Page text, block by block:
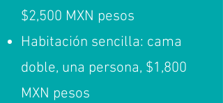
$2,500 MXN pesos
Habitación sencilla: cama
doble, una persona, $1,800
MXN pesos